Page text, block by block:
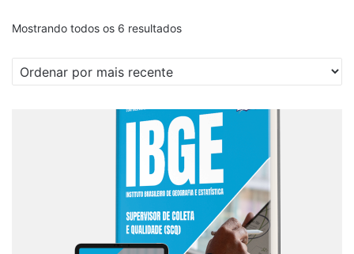
Mostrando todos os 6 resultadosClassificado
por
mais
recente